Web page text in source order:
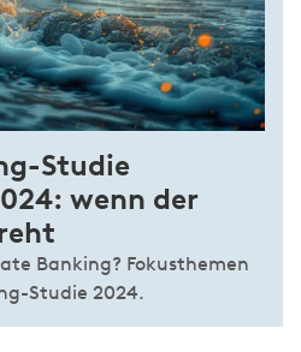
Studie
wenn der
Banking? Fokusthemen
Studie 2024.